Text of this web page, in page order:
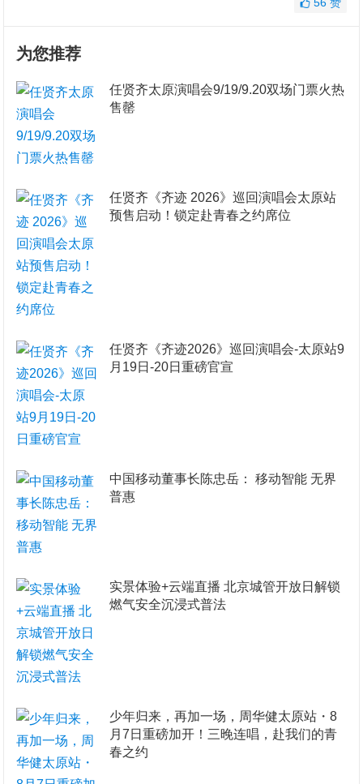
56 赞
为您推荐
任贤齐太原演唱会9/19/9.20双场门票火热
售罄
任贤齐《齐迹 2026》巡回演唱会太原站
预售启动！锁定赴青春之约席位
任贤齐《齐迹2026》巡回演唱会-太原站9
月19日-20日重磅官宣
​中国移动董事长陈忠岳： 移动智能 无界
普惠
实景体验+云端直播 北京城管开放日解锁
燃气安全沉浸式普法
少年归来，再加一场，周华健太原站・8
月7日重磅加开！三晚连唱，赴我们的青
春之约